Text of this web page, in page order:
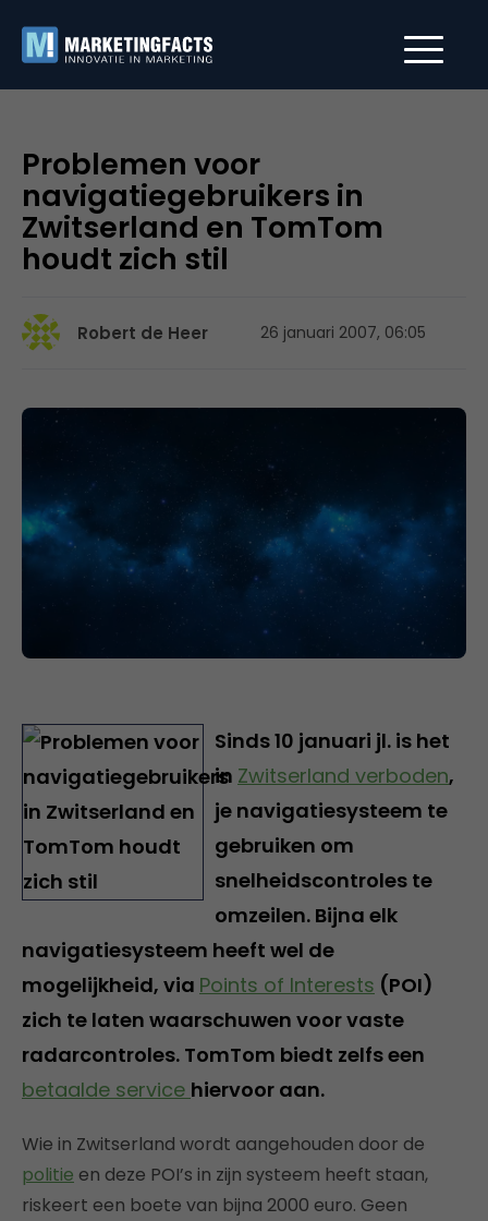
Problemen voor
navigatiegebruikers in
Zwitserland en TomTom
houdt zich stil
Robert de Heer 26 januari 2007, 06:05
Sinds 10 januari jl. is het
in Zwitserland verboden,
je navigatiesysteem te
gebruiken om
snelheidscontroles te
omzeilen. Bijna elk
navigatiesysteem heeft wel de
mogelijkheid, via Points of Interests (POI)
zich te laten waarschuwen voor vaste
radarcontroles. TomTom biedt zelfs een
betaalde service hiervoor aan.
Wie in Zwitserland wordt aangehouden door de
politie en deze POI’s in zijn systeem heeft staan,
riskeert een boete van bijna 2000 euro. Geen